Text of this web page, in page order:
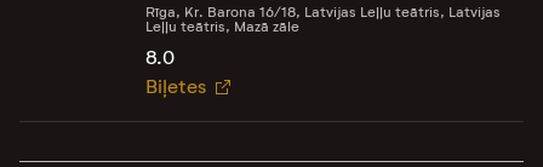
Rīga, Kr. Barona 16/18, Latvijas Leļļu teātris, Latvijas
Leļļu teātris, Mazā zāle
8.0
Biļetes